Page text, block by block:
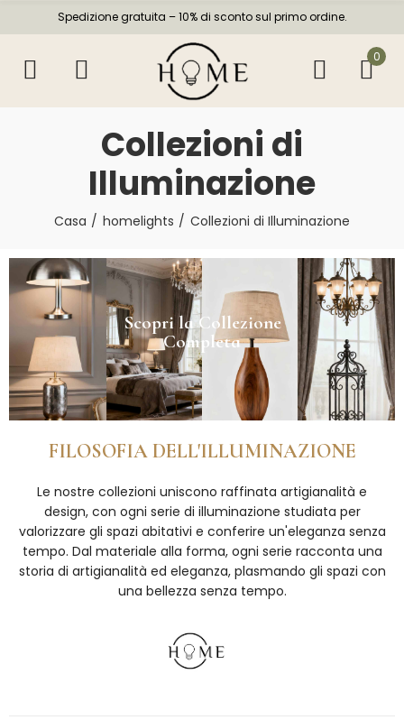
Spedizione gratuita – 10% di sconto sul primo ordine.
0
Collezioni di
Illuminazione
Casa homelights Collezioni di Illuminazione
Scopri la Collezione
Completa
FILOSOFIA DELL'ILLUMINAZIONE
Le nostre collezioni uniscono raffinata artigianalità e
design, con ogni serie di illuminazione studiata per
valorizzare gli spazi abitativi e conferire un'eleganza senza
tempo. Dal materiale alla forma, ogni serie racconta una
storia di artigianalità ed eleganza, plasmando gli spazi con
una bellezza senza tempo.